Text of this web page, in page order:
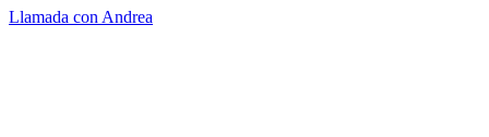
Llamada con Andrea